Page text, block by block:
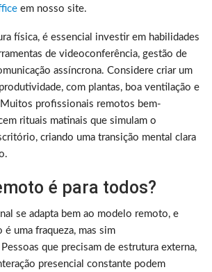
em nosso site.
física, é essencial investir em habilidades
de videoconferência, gestão de
assíncrona. Considere criar um
com plantas, boa ventilação e
profissionais remotos bem-
rituais matinais que simulam o
criando uma transição mental clara
é para todos?
se adapta bem ao modelo remoto, e
é uma fraqueza, mas sim
que precisam de estrutura externa,
presencial constante podem